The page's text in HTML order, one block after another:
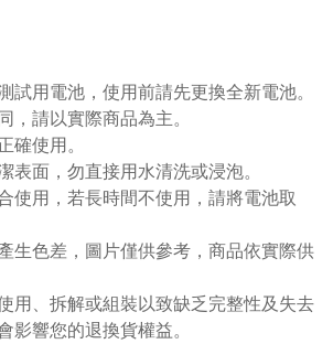
用電池，使用前請先更換全新電池。
請以實際商品為主。
使用。
面，勿直接用水清洗或浸泡。
使用，若長時間不使用，請將電池取
生色差，圖片僅供參考，商品依實際供
用、拆解或組裝以致缺乏完整性及失去
影響您的退換貨權益。